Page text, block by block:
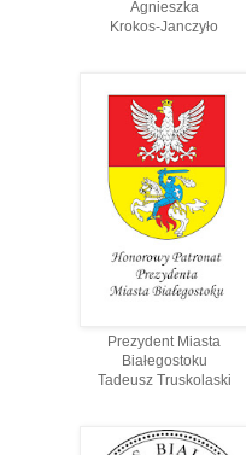
Agnieszka
Krokos-Janczyło
Prezydent Miasta
Białegostoku
Tadeusz Truskolaski